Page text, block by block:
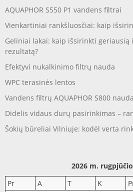
AQUAPHOR S550 P1 vandens filtrai
Vienkartiniai rankšluosčiai: kaip
Geliniai lakai: kaip išsirinkti
rezultatą?
Efektyvi nukalkinimo filtrų nauda
WPC terasinės lentos
Vandens filtrų AQUAPHOR S800 nauda
Didelis vidaus durų pasirinkimas –
Šokių būreliai Vilniuje: kodėl verta
2026 m.
Pr
A T K